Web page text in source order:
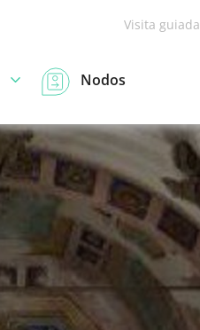
Visita guiada
Nodos